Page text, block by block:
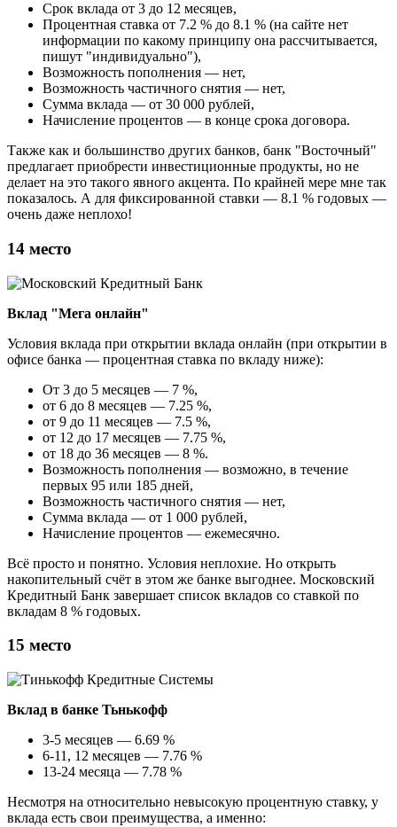
Срок вклада от 3 до 12 месяцев,
Процентная ставка от 7.2 % до 8.1 % (на сайте нет
информации по какому принципу она рассчитывается,
пишут "индивидуально"),
Возможность пополнения — нет,
Возможность частичного снятия — нет,
Сумма вклада — от 30 000 рублей,
Начисление процентов — в конце срока договора.
Также как и большинство других банков, банк "Восточный"
предлагает приобрести инвестиционные продукты, но не
делает на это такого явного акцента. По крайней мере мне так
показалось. А для фиксированной ставки — 8.1 % годовых —
очень даже неплохо!
14 место
Вклад "Мега онлайн"
Условия вклада при открытии вклада онлайн (при открытии в
офисе банка — процентная ставка по вкладу ниже):
От 3 до 5 месяцев — 7 %,
от 6 до 8 месяцев — 7.25 %,
от 9 до 11 месяцев — 7.5 %,
от 12 до 17 месяцев — 7.75 %,
от 18 до 36 месяцев — 8 %.
Возможность пополнения — возможно, в течение
первых 95 или 185 дней,
Возможность частичного снятия — нет,
Сумма вклада — от 1 000 рублей,
Начисление процентов — ежемесячно.
Всё просто и понятно. Условия неплохие. Но открыть
накопительный счёт в этом же банке выгоднее. Московский
Кредитный Банк завершает список вкладов со ставкой по
вкладам 8 % годовых.
15 место
Вклад в банке Тьнькофф
3-5 месяцев — 6.69 %
6-11, 12 месяцев — 7.76 %
13-24 месяца — 7.78 %
Несмотря на относительно невысокую процентную ставку, у
вклада есть свои преимущества, а именно: